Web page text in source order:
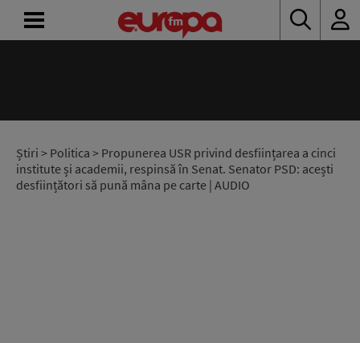
Știri > Politica > Propunerea USR privind desființarea a cinci
institute și academii, respinsă în Senat. Senator PSD: acești
desființători să pună mâna pe carte | AUDIO
RADIO
CONCURSURI